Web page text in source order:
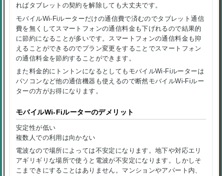
ればタブレットの契約を解除しても大丈夫です。
モバイルWi-Fiルーターだけの通信費で済むのでタブレット通信
費を無くしてスマートフォンの通信料金も下げれるので結果的
に節約になることが多いです。スマートフォンの通信料金も抑
えることができるのでプラン変更をすることでスマートフォン
の通信料金を節約することができます。
また料金的にトントンになるとしてもモバイルWi-Fiルーターは
パソコンなど他の通信機器も使えるので断然モバイルWi-Fiルー
ターの方がお得になります。
モバイルWi-Fiルーターのデメリット
安定性が低い
複数人での利用は向かない
電波なので場所によっては不安定になります。地下や対応エリ
アギリギリな場所で使うと電波が不安定になります。しかしそ
こまできにすることはありません。マンションやアパート内、